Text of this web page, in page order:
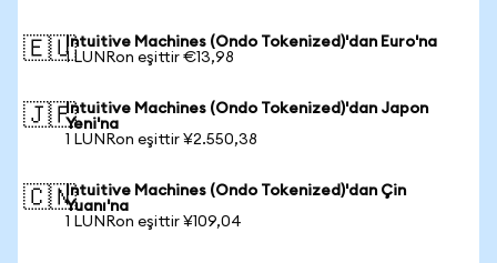
🇪🇺Intuitive Machines (Ondo Tokenized)'dan Euro'na
1 LUNRon eşittir €13,98
🇯🇵Intuitive Machines (Ondo Tokenized)'dan Japon
Yeni'na
1 LUNRon eşittir ¥2.550,38
🇨🇳Intuitive Machines (Ondo Tokenized)'dan Çin
Yuanı'na
1 LUNRon eşittir ¥109,04